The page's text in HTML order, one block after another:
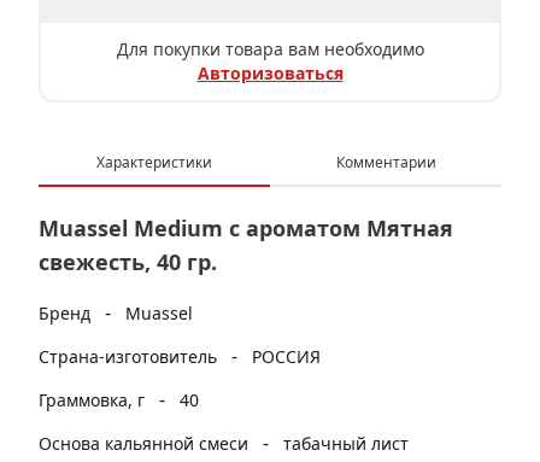
Для покупки товара вам необходимо
Авторизоваться
Характеристики Комментарии
Muassel Medium с ароматом Мятная
свежесть, 40 гр.
Бренд -
Muassel
Страна-изготовитель
-
РОССИЯ
Граммовка, г
- 40
Основа кальянной смеси
- табачный лист